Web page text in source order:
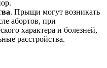
. Прыщи могут возникать
абортов, при
характера и болезней,
расстройства.